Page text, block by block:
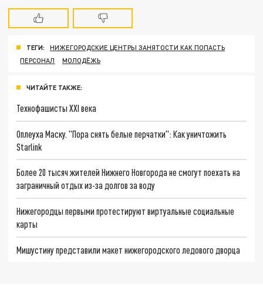
ТЕГИ:
НИЖЕГОРОДСКИЕ ЦЕНТРЫ ЗАНЯТОСТИ КАК ПОПАСТЬ
ПЕРСОНАЛ
МОЛОДЁЖЬ
ЧИТАЙТЕ ТАКЖЕ:
Технофашисты XXI века
Оплеуха Маску. "Пора снять белые перчатки": Как уничтожить
Starlink
Более 20 тысяч жителей Нижнего Новгорода не смогут поехать на
заграничный отдых из-за долгов за воду
Нижегородцы первыми протестируют виртуальные социальные
карты
Мишустину представили макет нижегородского ледового дворца